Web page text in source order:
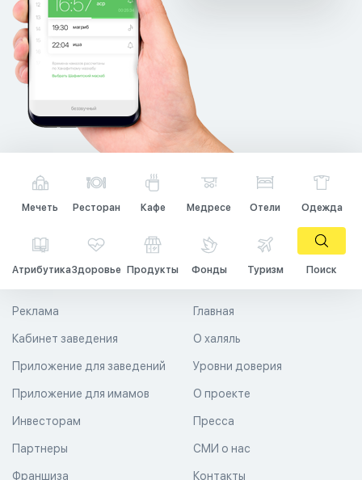
Мечеть Ресторан Кафе Медресе Отели Одежда
АтрибутикаЗдоровье Продукты Фонды Туризм Поиск
Главная
О халяль
Уровни доверия
Реклама
Кабинет заведения
Приложение для заведений
Приложение для имамов О проекте
Пресса
СМИ о нас
Контакты
Инвесторам
Партнеры
Франшиза